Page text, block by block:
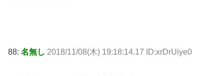
88: 名無し 2018/11/08(木) 19:18:14.17 ID:xrDrUiye0